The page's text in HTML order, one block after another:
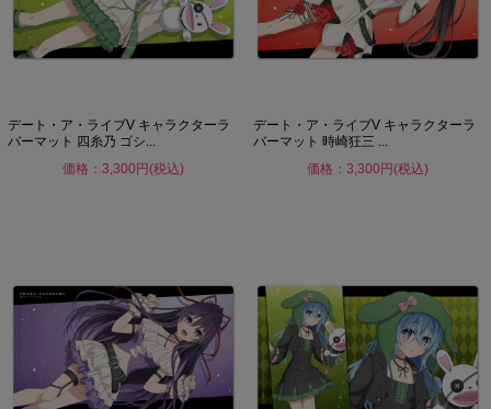
デート・ア・ライブV キャラクターラ
バーマット 四糸乃 ゴシ...
価格：3,300円(税込)
デート・ア・ライブV キャラクターラ
バーマット 時崎狂三 ...
価格：3,300円(税込)